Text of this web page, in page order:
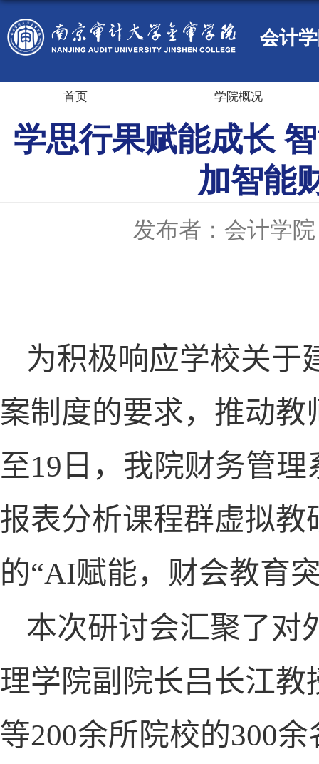
会计
首页 学院概况
学思行果赋能成长
加智能
发布者：会计学院
为积极响应学校关于
案制度的要求，推动教
至19 日，我院财务管
报表分析课程群虚拟
的“AI赋能，财会教育
本次研讨会汇聚了对
理学院副院长吕长江
等200余所院校的300余